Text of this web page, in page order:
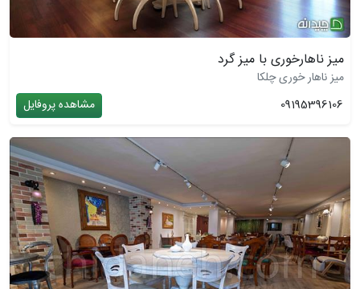
میز ناهارخوری با میز گرد
میز ناهار خوری چلکا
09195396106
مشاهده پروفایل